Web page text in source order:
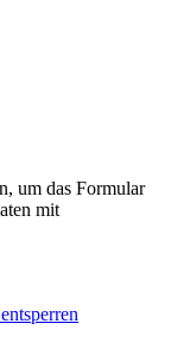
um das Formular
mit